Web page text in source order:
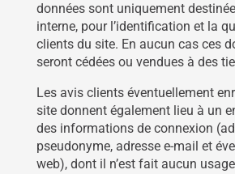
données sont uniquement
interne, pour l’identification et la
clients du site. En aucun cas ces
seront cédées ou vendues à des
Les avis clients éventuellement
site donnent également lieu à un
des informations de connexion
pseudonyme, adresse e-mail et
web), dont il n’est fait aucun